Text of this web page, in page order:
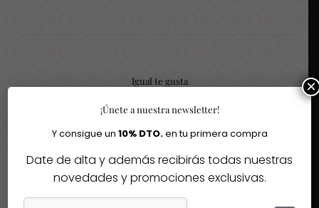
Igual te gusta
Quizás te interesen estos fantásticos productos
-29%
Agotado
-20%
¡Únete a nuestra newsletter!
Y consigue un 10% DTO.en tu primera compra
Date de alta y además recibirás todas nuestras
novedades y promociones exclusivas.
×